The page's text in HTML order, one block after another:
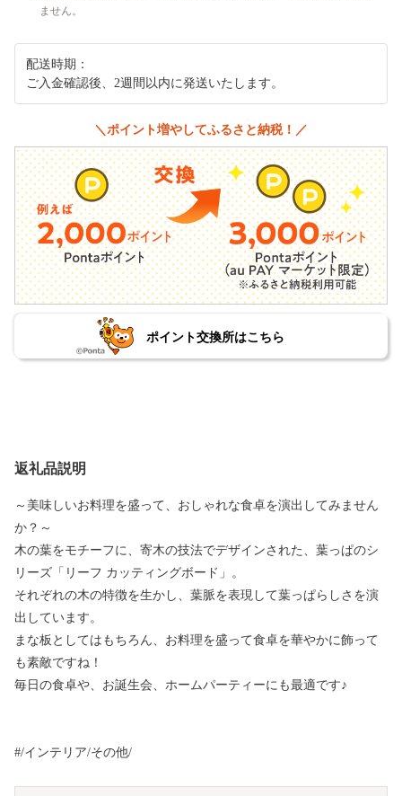
ません。
配送時期：
ご入金確認後、2週間以内に発送いたします。
＼ポイント増やしてふるさと納税！／
ポイント交換所はこちら
返礼品説明
～美味しいお料理を盛って、おしゃれな食卓を演出してみません
か？～
木の葉をモチーフに、寄木の技法でデザインされた、葉っぱのシ
リーズ「リーフ カッティングボード」。
それぞれの木の特徴を生かし、葉脈を表現して葉っぱらしさを演
出しています。
まな板としてはもちろん、お料理を盛って食卓を華やかに飾って
も素敵ですね！
毎日の食卓や、お誕生会、ホームパーティーにも最適です♪
#/インテリア/その他/